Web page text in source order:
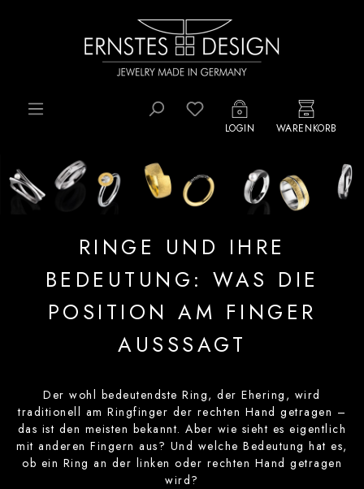
Zum Hauptinhalt springen
Du hast 0 Produkte auf
LOGIN WARENKORB
RINGE UND IHRE
BEDEUTUNG: WAS DIE
POSITION AM FINGER
AUSSSAGT
Der wohl bedeutendste Ring, der Ehering, wird
traditionell am Ringfinger der rechten Hand getragen –
das ist den meisten bekannt. Aber wie sieht es eigentlich
mit anderen Fingern aus? Und welche Bedeutung hat es,
ob ein Ring an der linken oder rechten Hand getragen
wird?